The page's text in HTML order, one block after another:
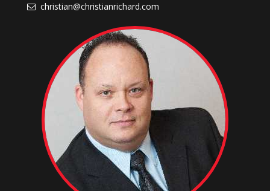
christian@christianrichard.com